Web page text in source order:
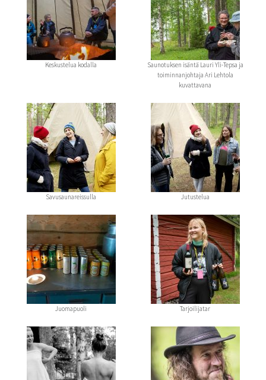
Keskustelua kodalla
Saunotuksen isäntä Lauri Yli-Tepsa ja
toiminnanjohtaja Ari Lehtola
kuvattavana
Savusaunareissulla Jutustelua
Juomapuoli Tarjoilijatar